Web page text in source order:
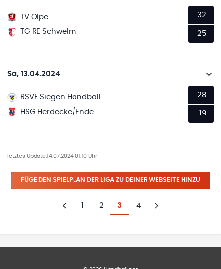
TV Olpe
TG RE Schwelm
32
25
Sa, 13.04.2024
RSVE Siegen Handball
HSG Herdecke/Ende
28
19
letztes Update:14.07.2024 01:10 Uhr
FÜGE DEN SPIELPLAN DER LIGA ZU DEINER WEBSEITE HINZU
Zurück
1 2 3 4
Weiter